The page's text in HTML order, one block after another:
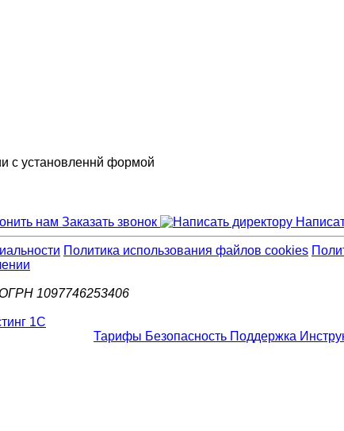
с установленнй формой
Заказать звонок
Политика использования файлов cookies
1097746253406
1С
Тарифы Безопасность Поддержка